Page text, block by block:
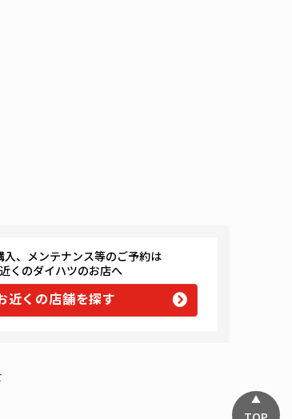
入、メンテナンス等のご予約は
くのダイハツのお店へ
近くの店舗を探す